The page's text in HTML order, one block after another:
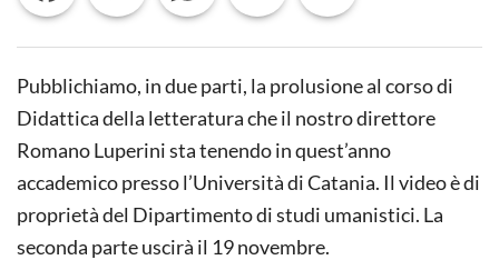
AL
DELLA
DI
AUTORITÀ
AGENZIE
EDUCATIVE
Pubblichiamo, in due parti, la prolusione al corso di
Didattica della letteratura che il nostro direttore
Romano Luperini sta tenendo in quest’anno
accademico presso l’Università di Catania. Il video è di
proprietà del Dipartimento di studi umanistici. La
seconda parte uscirà il 19 novembre.